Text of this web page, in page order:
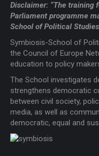
Disclaimer: “The training
Parliament programme
School of Political Studies
Symbiosis-School of
the Council of Europe
education to policy
The School investigates
strengthens democratic
between civil society,
media, as well as
democratic, equal and